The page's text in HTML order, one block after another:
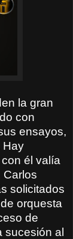
la gran
con
ensayos,
Hay
él valía
Carlos
solicitados
orquesta
de
sucesión al